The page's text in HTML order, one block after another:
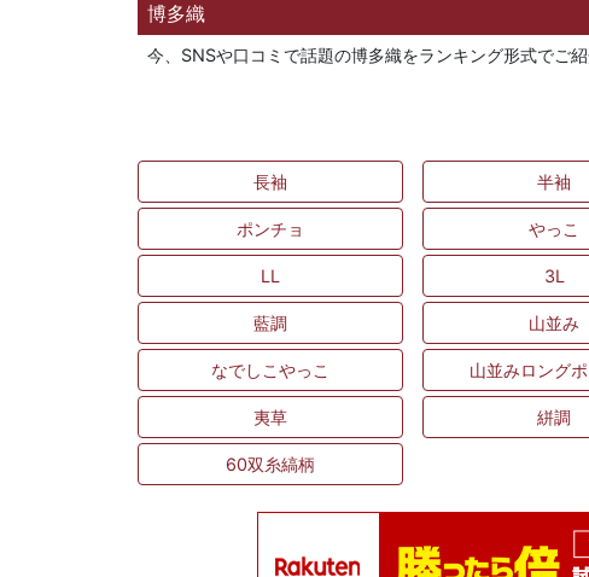
博多織
今、SNSや口コミで話題の博多織をランキング形式でご
長袖 半袖
ポンチョ やっこ
LL 3L
藍調 山並み
なでしこやっこ 山並みロング
夷草 絣調
60双糸縞柄